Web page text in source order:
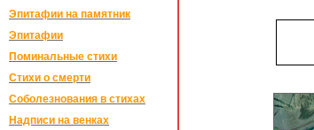
Эпитафии на памятник
Эпитафии
Поминальные стихи
Стихи о смерти
Соболезнования в стихах
Надписи на венках